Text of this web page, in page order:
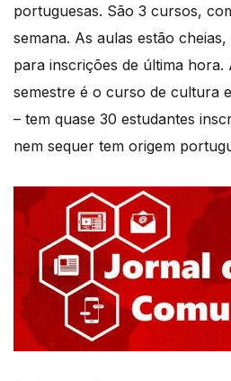
portuguesas. São 3 cursos,
semana. As aulas estão
para inscrições de última hora.
semestre é o curso de cultura
– tem quase 30 estudantes
nem sequer tem origem